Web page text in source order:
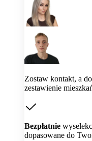
Zostaw kontakt, a
zestawienie
Bezpłatnie
dopasowane do